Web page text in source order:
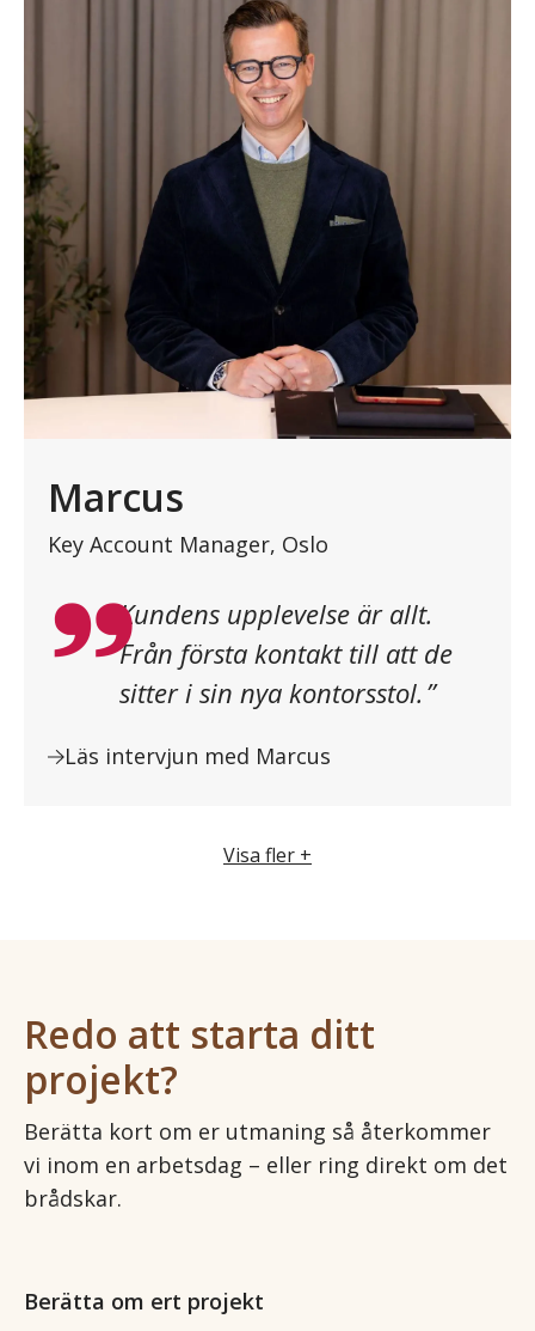
Marcus
Key Account Manager, Oslo
”Kundens upplevelse är allt.
Från första kontakt till att de
sitter i sin nya kontorsstol. ”
Läs intervjun med Marcus
Visa fler +
Redo att starta ditt
projekt?
Berätta kort om er utmaning så återkommer
vi inom en arbetsdag – eller ring direkt om det
brådskar.
Berätta om ert projekt